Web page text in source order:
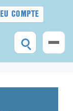
COMPTE